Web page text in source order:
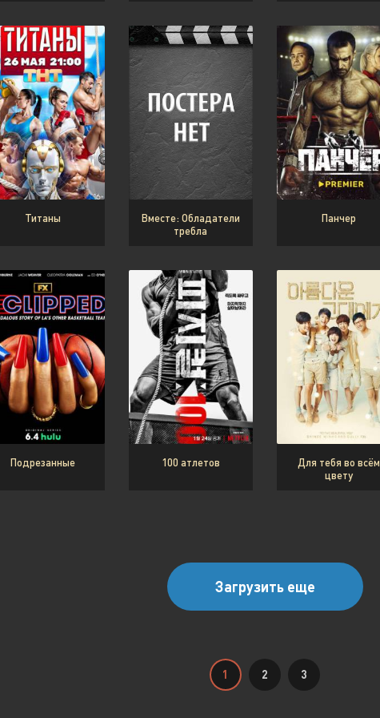
Титаны
Вместе: Обладатели
требла
Панчер
Подрезанные 100 атлетов
Для тебя во всём
цвету
Загрузить еще
1 2 3